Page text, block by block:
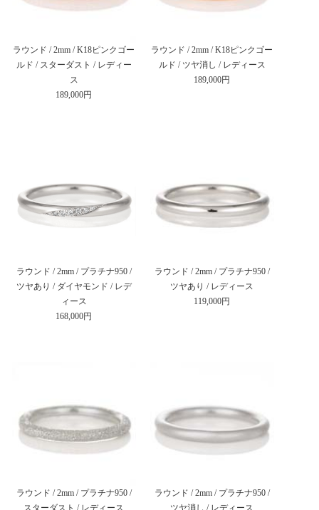
ラウンド / 2mm / K18ピンクゴー
ルド / スターダスト / レディー
ス
189,000円
ラウンド / 2mm / K18ピンクゴー
ルド / ツヤ消し / レディース
189,000円
ラウンド / 2mm / プラチナ950 /
ツヤあり / ダイヤモンド / レデ
ィース
168,000円
ラウンド / 2mm / プラチナ950 /
ツヤあり / レディース
119,000円
ラウンド / 2mm / プラチナ950 /
スターダスト / レディース
ラウンド / 2mm / プラチナ950 /
ツヤ消し / レディース